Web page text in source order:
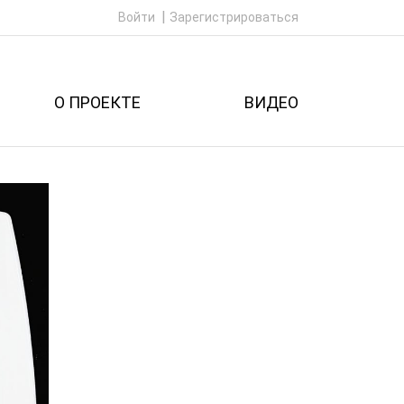
Войти Зарегистрироваться
О ПРОЕКТЕ ВИДЕО